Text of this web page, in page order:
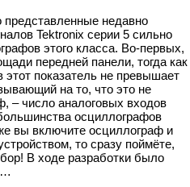
представленные недавно
Tektronix серии 5 сильно
этого класса. Во-первых,
передней панели, тогда как
показатель не превышает
на то, что это не
– число аналоговых входов
осциллографов
вы включите осциллограф и
то сразу поймёте,
В ходе разработки было